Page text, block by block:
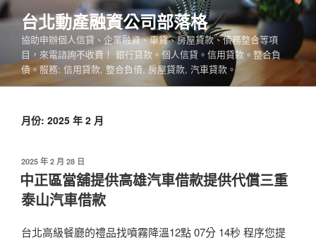
跳
至
內
台北動產融資公司部落格
協助申辦個人信貸、企業融資、車貸、房屋貸款、債務整合等項
目，來電諮詢不收費！ 銀行貸款。個人信貸。信用貸款。整合負
債。服務: 信用貸款, 整合負債, 房屋貸款, 汽車貸款。
月份: 2025 年 2 月
發
佈
於
2025 年 2 月 28 日
中正區當舖提供高雄汽車借款提供代償三重
泰山汽車借款
台北高級餐廳的禮品找噴霧降溫12點 07分 14秒 程序您提